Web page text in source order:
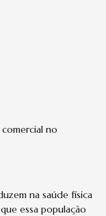
no
na saúde física
essa população